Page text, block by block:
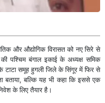
और औद्योगिक विरासत को नए सिरे से
पश्चिम बंगाल इकाई के अध्यक्ष समिक
टाटा समूह हुगली जिले के सिंगूर में फिर से
बल्कि यह भी कहा कि इससे एक
के लिए तैयार है।